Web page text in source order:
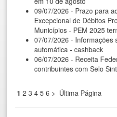
09/07/2026 - Prazo para
Excepcional de Débitos
Municípios - PEM 2025
07/07/2026 - Informações
automática - cashback
06/07/2026 - Receita
contribuintes com Selo
1 2 3 4 5 6 > Última Página